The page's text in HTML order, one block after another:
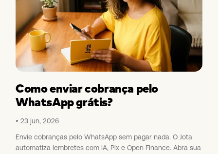
Como enviar cobrança pelo
WhatsApp grátis?
23 jun, 2026
Envie cobranças pelo WhatsApp sem pagar nada. O Jota
automatiza lembretes com IA, Pix e Open Finance. Abra sua